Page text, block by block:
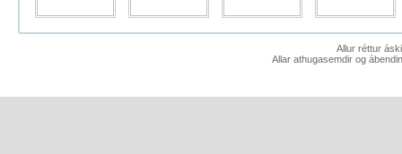
Allur réttur
Allar athugasemdir og